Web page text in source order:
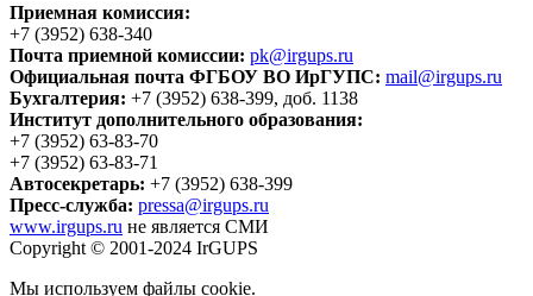
Приемная комиссия:
+7 (3952) 638-340
Почта приемной комиссии: pk@irgups.ru
Официальная почта ФГБОУ ВО ИрГУПС: mail@irgups.ru
Бухгалтерия: +7 (3952) 638-399, доб. 1138
Институт дополнительного образования:
+7 (3952) 63-83-70
+7 (3952) 63-83-71
Автосекретарь: +7 (3952) 638-399
Пресс-служба: pressa@irgups.ru
www.irgups.ru не является СМИ
Copyright © 2001-2024 IrGUPS
Мы используем файлы cookie.